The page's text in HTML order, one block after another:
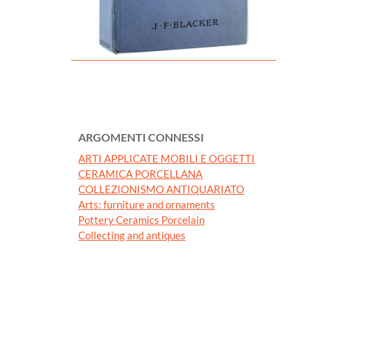
ARGOMENTI CONNESSI
ARTI APPLICATE MOBILI E OGGETTI
CERAMICA PORCELLANA
COLLEZIONISMO ANTIQUARIATO
Arts: furniture and ornaments
Pottery Ceramics Porcelain
Collecting and antiques